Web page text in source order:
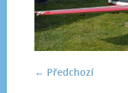
← Předchozí